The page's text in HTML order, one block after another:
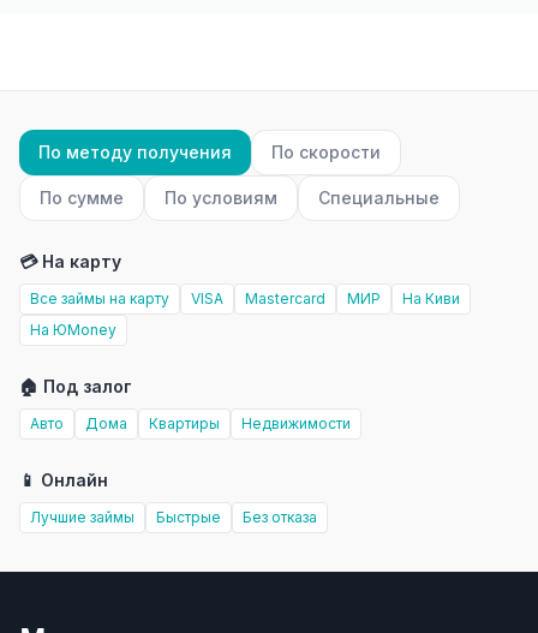
По методу получения По скорости
По сумме По условиям Специальные
💳 На карту
Все займы на карту VISA Mastercard МИР
На Киви
На ЮMoney
🏠 Под залог
Авто Дома Квартиры Недвижимости
📱 Онлайн
Лучшие займы Быстрые Без отказа